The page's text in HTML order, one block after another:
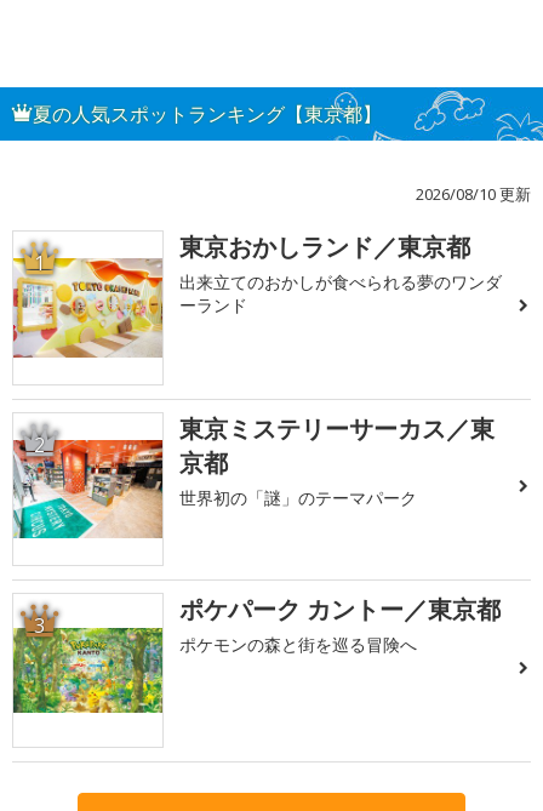
夏の人気スポットランキング【東京都】
2026/08/10 更新
1 東京おかしランド／東京都
出来立てのおかしが食べられる夢のワンダ
ーランド
2
東京ミステリーサーカス／東
京都
世界初の「謎」のテーマパーク
3 ポケパーク カントー／東京都
ポケモンの森と街を巡る冒険へ